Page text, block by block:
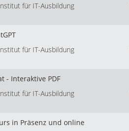
für IT-Ausbildung
für IT-Ausbildung
- Interaktive PDF
für IT-Ausbildung
in Präsenz und online